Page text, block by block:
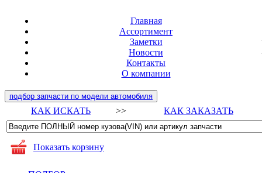
Главная
Ассортимент
Заметки
Новости
Контакты
О компании
подбор запчасти по модели автомобиля
КАК ИСКАТЬ >> КАК ЗАКАЗАТЬ
Показать корзину